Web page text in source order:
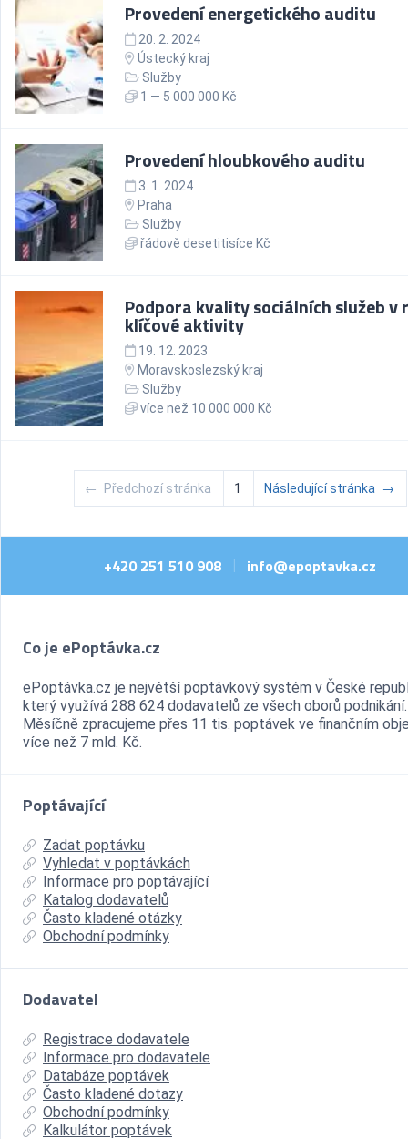
Provedení energetického auditu
20. 2. 2024
Ústecký kraj
Služby
1 — 5 000 000 Kč
Provedení hloubkového auditu
3. 1. 2024
Praha
Služby
řádově desetitisíce Kč
Podpora kvality sociálních služeb v
klíčové aktivity
19. 12. 2023
Moravskoslezský kraj
Služby
více než 10 000 000 Kč
← Předchozí stránka 1 Následující stránka →
+420 251 510 908 | info@epoptavka.cz
Co je ePoptávka.cz
ePoptávka.cz je největší poptávkový systém v České
který využívá 288 624 dodavatelů ze všech oborů podnikání.
Měsíčně zpracujeme přes 11 tis. poptávek ve finančním
více než 7 mld. Kč.
Poptávající
Zadat poptávku
Vyhledat v poptávkách
Informace pro poptávající
Katalog dodavatelů
Často kladené otázky
Obchodní podmínky
Dodavatel
Registrace dodavatele
Informace pro dodavatele
Databáze poptávek
Často kladené dotazy
Obchodní podmínky
Kalkulátor poptávek